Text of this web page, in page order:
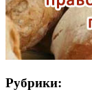
Рубрики: